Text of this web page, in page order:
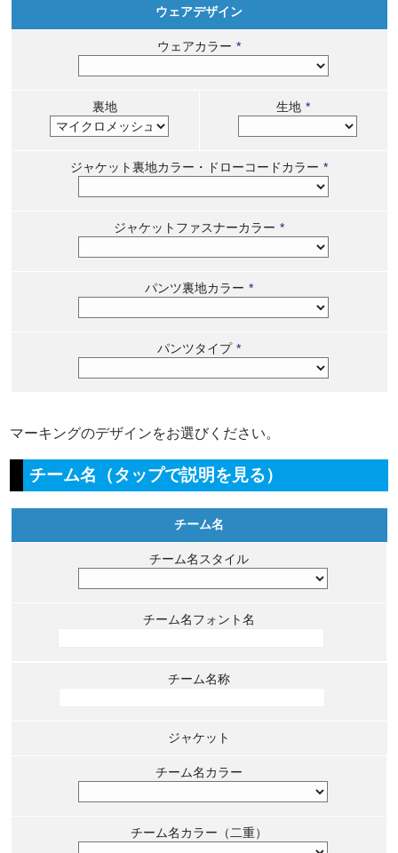
ウェアデザイン
ウェアカラー *
裏地 生地 *
ジャケット裏地カラー・ドローコードカラー *
ジャケットファスナーカラー *
パンツ裏地カラー *
パンツタイプ *
マーキングのデザインをお選びください。
チーム名（タップで説明を見る）
チーム名
チーム名スタイル
チーム名フォント名
チーム名称
ジャケット
チーム名カラー
チーム名カラー（二重）